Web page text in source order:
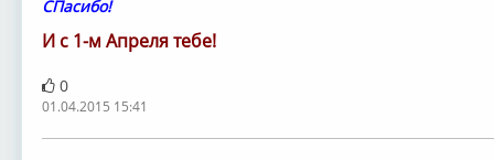
СПасибо!
И с 1-м Апреля тебе!
0
01.04.2015 15:41